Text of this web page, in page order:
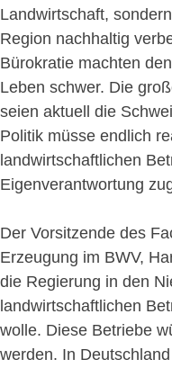
Landwirtschaft,
Region nachhaltig
Bürokratie machten
Leben schwer. Die
seien aktuell die
Politik müsse endlich
landwirtschaftlichen
Eigenverantwortung
Der Vorsitzende des
Erzeugung im BWV,
die Regierung in den
landwirtschaftlichen
wolle. Diese Betriebe
werden. In